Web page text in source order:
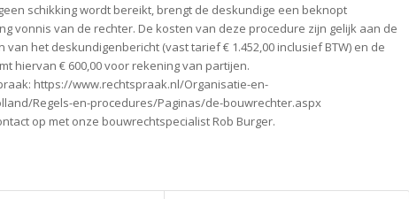
schikking wordt bereikt, brengt de deskundige een beknopt
vonnis van de rechter. De kosten van deze procedure zijn gelijk aan de
het deskundigenbericht (vast tarief € 1.452,00 inclusief BTW) en de
hiervan € 600,00 voor rekening van partijen.
https://www.rechtspraak.nl/Organisatie-en-
Regels-en-procedures/Paginas/de-bouwrechter.aspx
op met onze bouwrechtspecialist Rob Burger.